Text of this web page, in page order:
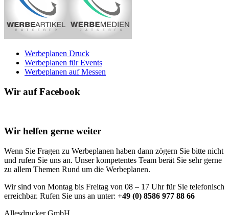
Werbeplanen Druck
Werbeplanen für Events
Werbeplanen auf Messen
Wir auf Facebook
Wir helfen gerne weiter
Wenn Sie Fragen zu Werbeplanen haben dann zögern Sie bitte nicht
und rufen Sie uns an. Unser kompetentes Team berät Sie sehr gerne
zu allem Themen Rund um die Werbeplanen.
Wir sind von Montag bis Freitag von 08 – 17 Uhr für Sie telefonisch
erreichbar. Rufen Sie uns an unter: +49 (0) 8586 977 88 66
Allesdrucker GmbH